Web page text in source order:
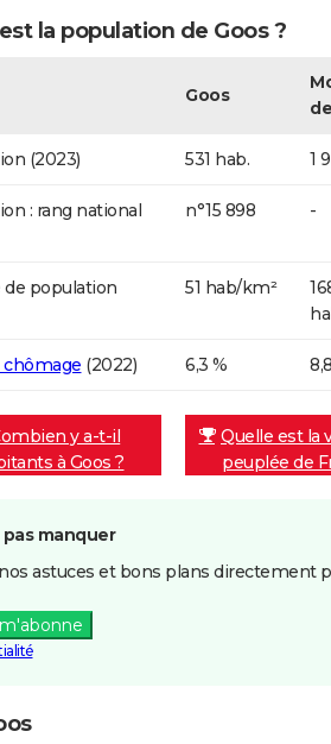
la population de Goos ?
Goos
(2023) 531 hab. 1
: rang national
n°15 898 -
de population
51 hab/km²
chômage (2022) 6,3 %
y a-t-il
à Goos ?
Quelle est la
peuplée de
manquer
astuces et bons plans directement